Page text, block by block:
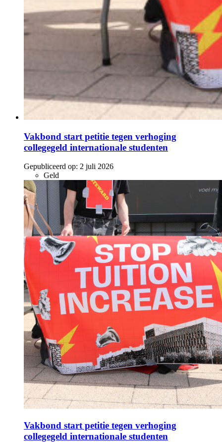
Vakbond start petitie tegen verhoging
collegegeld internationale studenten
Gepubliceerd op: 2 juli 2026
Geld
Vakbond start petitie tegen verhoging
collegegeld internationale studenten